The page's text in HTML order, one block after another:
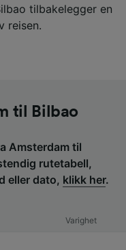
tilbakelegger en
reisen.
til Bilbao
Amsterdam til
rutetabell,
eller dato, klikk her.
Varighet